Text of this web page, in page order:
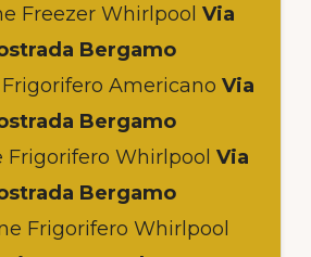
Freezer Whirlpool Via
Bergamo
Americano Via
Bergamo
Frigorifero Whirlpool Via
Bergamo
Frigorifero Whirlpool